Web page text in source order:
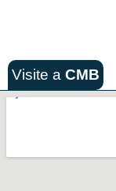
Visite a CMB